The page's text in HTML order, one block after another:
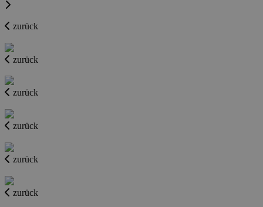
zurück
zurück
zurück
zurück
zurück
zurück